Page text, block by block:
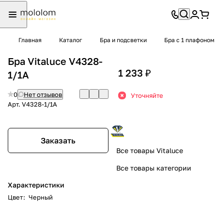
Главная Каталог Бра и подсветки Бра с 1 плафоном
Бра Vitaluce V4328-
1/1A
0
Нет отзывов
Арт. V4328-1/1A
Заказать
Характеристики
Цвет: Черный
1 233 ₽
Уточняйте
Все товары Vitaluce
Все товары категории